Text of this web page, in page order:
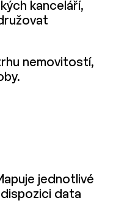
kanceláří,
nemovitostí,
jednotlivé
data